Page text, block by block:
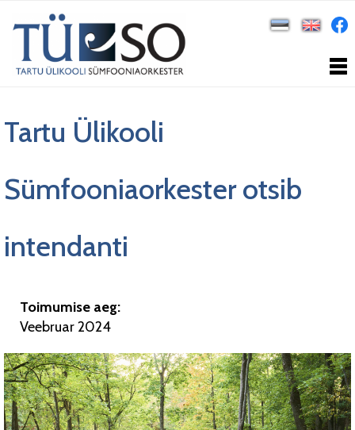
Tartu Ülikooli
Sümfooniaorkester otsib
intendanti
Toimumise aeg:
Veebruar 2024